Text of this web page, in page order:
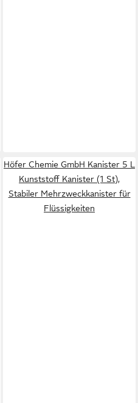
Höfer Chemie GmbH Kanister 5 L
Kunststoff Kanister (1 St),
Stabiler Mehrzweckkanister für
Flüssigkeiten